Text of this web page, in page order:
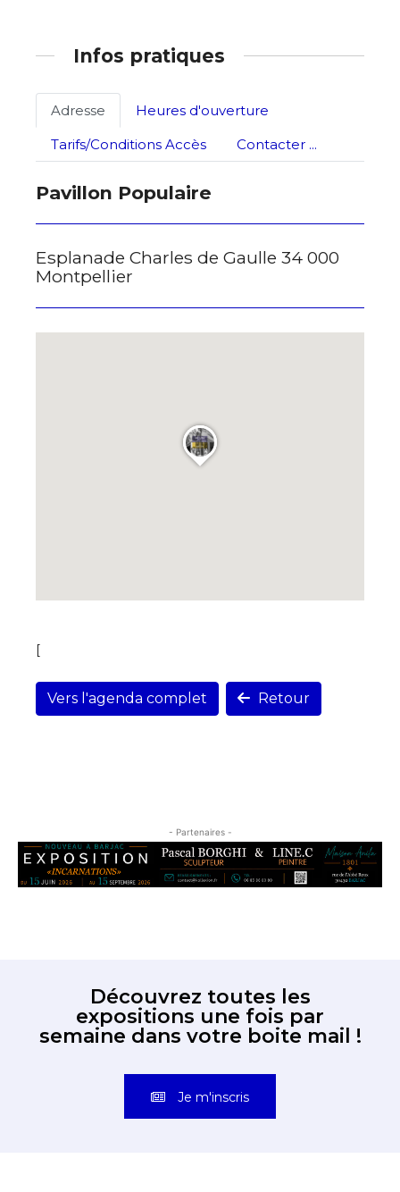
Infos pratiques
Adresse
Heures d'ouverture
Tarifs/Conditions Accès
Contacter ...
Pavillon Populaire
Esplanade Charles de Gaulle 34 000
Montpellier
[
Vers l'agenda complet Retour
- Partenaires -
Découvrez toutes les
expositions une fois par
semaine dans votre boite mail !
Je m'inscris